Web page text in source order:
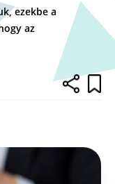
ezekbe a
az